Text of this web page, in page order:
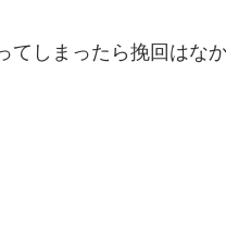
てしまったら挽回はな